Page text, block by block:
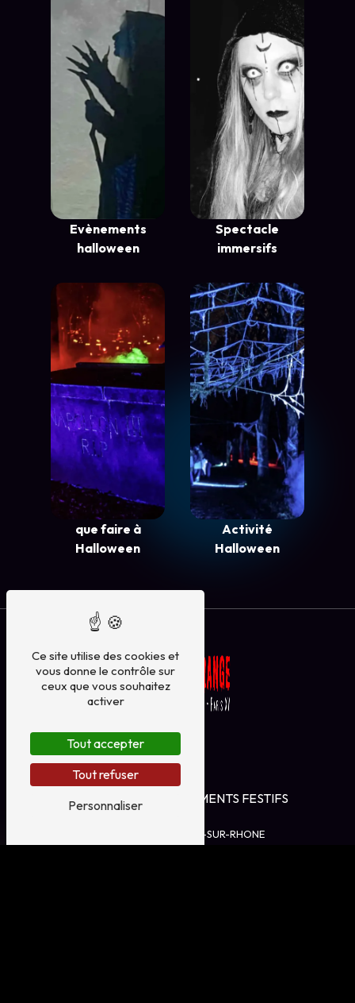
Evènements
halloween
Spectacle
immersifs
que faire à
Halloween
Activité
Halloween
Contactez-nous
PORTE PAR LE VENT - EVENEMENTS FESTIFS
16 RUE LABATIE, 07 300 TOURNON-SUR-RHONE
Ce site utilise des cookies et
vous donne le contrôle sur
ceux que vous souhaitez
activer
Tout accepter
Tout refuser
Personnaliser